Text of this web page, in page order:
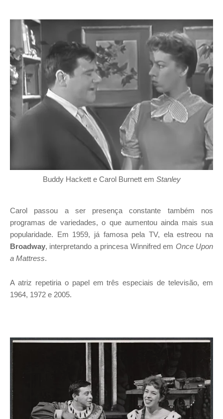
Buddy Hackett e Carol Burnett em Stanley
Carol passou a ser presença constante também nos
programas de variedades, o que aumentou ainda mais sua
popularidade. Em 1959, já famosa pela TV, ela estreou na
Broadway, interpretando a princesa Winnifred em Once Upon
a Mattress.
A atriz repetiria o papel em três especiais de televisão, em
1964, 1972 e 2005.